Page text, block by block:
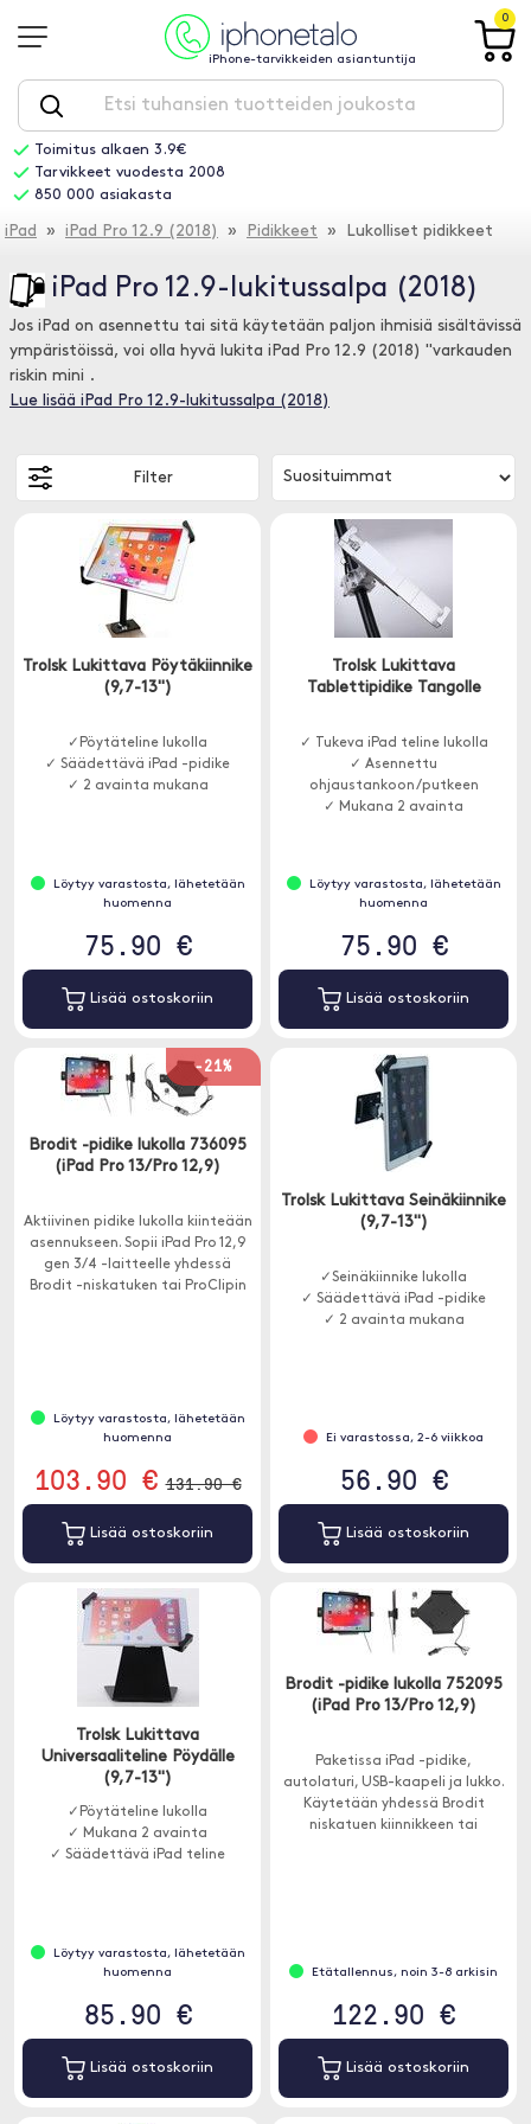
iPhone-tarvikkeiden asiantuntija
0
Toimitus alkaen 3.9€
Tarvikkeet vuodesta 2008
850 000 asiakasta
iPad » iPad Pro 12.9 (2018) » Pidikkeet » Lukolliset pidikkeet
iPad Pro 12.9-lukitussalpa (2018)
Jos iPad on asennettu tai sitä käytetään paljon ihmisiä sisältävissä
ympäristöissä, voi olla hyvä lukita iPad Pro 12.9 (2018) "varkauden
riskin mini .
Lue lisää iPad Pro 12.9-lukitussalpa (2018)
Filter
Trolsk Lukittava Pöytäkiinnike
(9,7-13")
✓Pöytäteline lukolla
✓ Säädettävä iPad -pidike
✓ 2 avainta mukana
Löytyy varastosta, lähetetään
huomenna
75.90 €
Lisää ostoskoriin
Trolsk Lukittava
Tablettipidike Tangolle
✓ Tukeva iPad teline lukolla
✓ Asennettu
ohjaustankoon/putkeen
✓ Mukana 2 avainta
Löytyy varastosta, lähetetään
huomenna
75.90 €
Lisää ostoskoriin
-21%
Brodit -pidike lukolla 736095
(iPad Pro 13/Pro 12,9)
Aktiivinen pidike lukolla kiinteään
asennukseen. Sopii iPad Pro 12,9
gen 3/4 -laitteelle yhdessä
Brodit -niskatuken tai ProClipin
Löytyy varastosta, lähetetään
huomenna
103.90 € 131.90 €
Lisää ostoskoriin
Trolsk Lukittava Seinäkiinnike
(9,7-13")
✓Seinäkiinnike lukolla
✓ Säädettävä iPad -pidike
✓ 2 avainta mukana
Ei varastossa, 2-6 viikkoa
56.90 €
Lisää ostoskoriin
Trolsk Lukittava
Universaaliteline Pöydälle
(9,7-13")
✓Pöytäteline lukolla
✓ Mukana 2 avainta
✓ Säädettävä iPad teline
Löytyy varastosta, lähetetään
huomenna
85.90 €
Lisää ostoskoriin
Brodit -pidike lukolla 752095
(iPad Pro 13/Pro 12,9)
Paketissa iPad -pidike,
autolaturi, USB-kaapeli ja lukko.
Käytetään yhdessä Brodit
niskatuen kiinnikkeen tai
Etätallennus, noin 3-8 arkisin
122.90 €
Lisää ostoskoriin